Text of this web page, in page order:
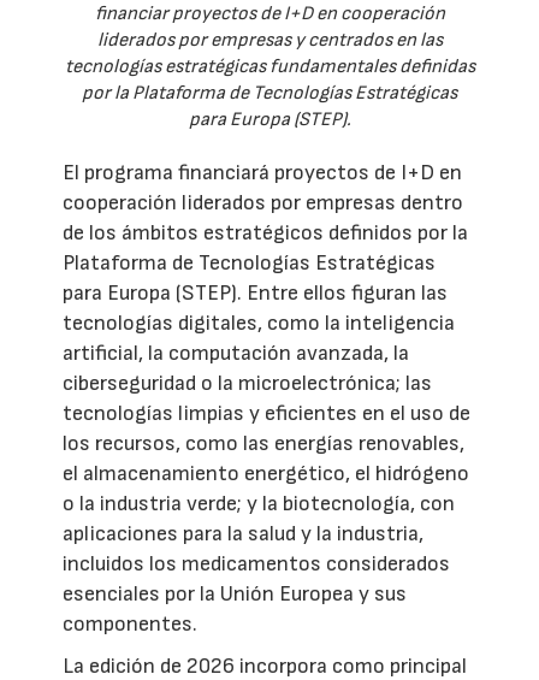
financiar proyectos de I+D en cooperación
liderados por empresas y centrados en las
tecnologías estratégicas fundamentales definidas
por la Plataforma de Tecnologías Estratégicas
para Europa (STEP).
El programa financiará proyectos de I+D en
cooperación liderados por empresas dentro
de los ámbitos estratégicos definidos por la
Plataforma de Tecnologías Estratégicas
para Europa (STEP). Entre ellos figuran las
tecnologías digitales, como la inteligencia
artificial, la computación avanzada, la
ciberseguridad o la microelectrónica; las
tecnologías limpias y eficientes en el uso de
los recursos, como las energías renovables,
el almacenamiento energético, el hidrógeno
o la industria verde; y la biotecnología, con
aplicaciones para la salud y la industria,
incluidos los medicamentos considerados
esenciales por la Unión Europea y sus
componentes.
La edición de 2026 incorpora como principal